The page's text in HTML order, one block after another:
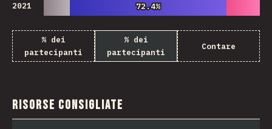
2021 72.4%
72.4%
% dei
partecipanti
% dei
partecipanti
Contare
Risorse consigliate